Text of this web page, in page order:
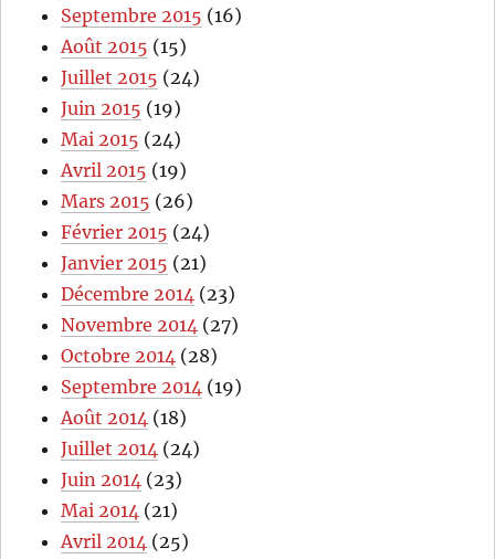
Septembre 2015 (16)
Août 2015 (15)
Juillet 2015 (24)
Juin 2015 (19)
Mai 2015 (24)
Avril 2015 (19)
Mars 2015 (26)
Février 2015 (24)
Janvier 2015 (21)
Décembre 2014 (23)
Novembre 2014 (27)
Octobre 2014 (28)
Septembre 2014 (19)
Août 2014 (18)
Juillet 2014 (24)
Juin 2014 (23)
Mai 2014 (21)
Avril 2014 (25)